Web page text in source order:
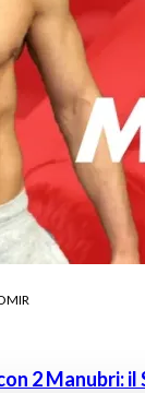
2 Manubri: il